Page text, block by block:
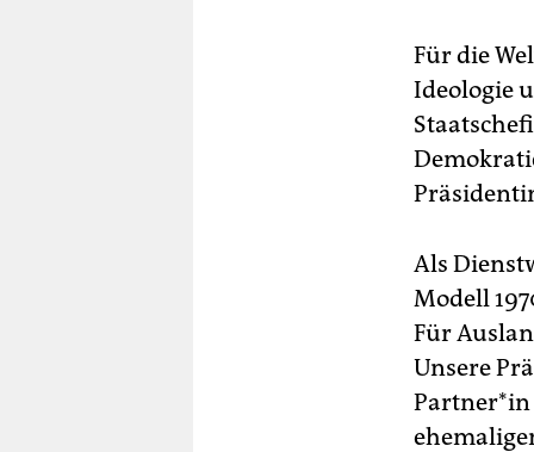
Für die
Ideologie
Als
Modell
Für
Unsere
Partner*in